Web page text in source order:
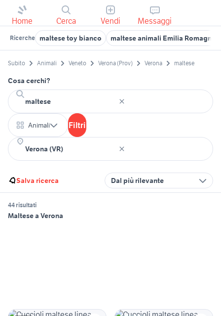
Home Cerca Vendi Messaggi
Ricerche maltese toy bianco maltese animali Emilia Romagna
Subito Animali Veneto Verona (Prov) Verona maltese
Cosa cerchi?
Animali Filtri
Salva ricerca Dal più rilevante
44 risultati
Maltese a Verona